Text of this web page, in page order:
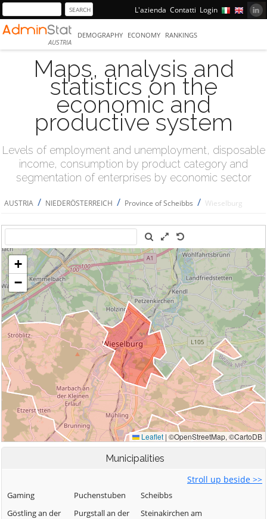
L'azienda Contatti Login
AUSTRIA
DEMOGRAPHY ECONOMY RANKINGS
Maps, analysis and
statistics on the
economic and
productive system
Levels of employment and unemployment, disposable
income, consumption by product category and
segmentation of enterprises by economic sector
AUSTRIA / NIEDERÖSTERREICH / Province of Scheibbs / Wieselburg
Municipalities
Stroll up beside >>
Gaming
Göstling an der
Puchenstuben
Purgstall an der
Scheibbs
Steinakirchen am